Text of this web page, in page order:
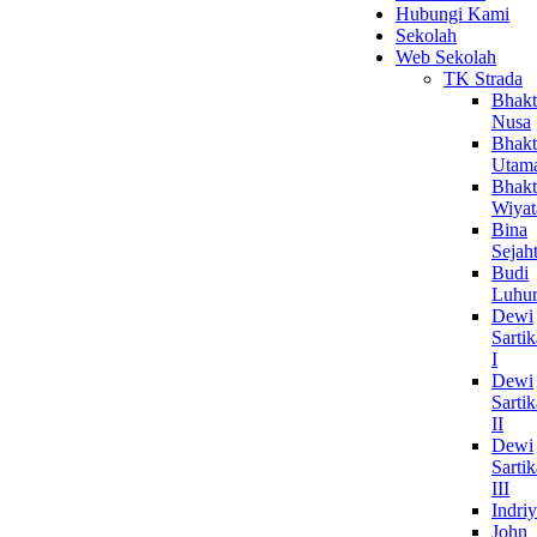
Hubungi Kami
Sekolah
Web Sekolah
TK Strada
Nusa
Bina
Budi
Luhur
Dewi
I
Dewi
II
Dewi
III
John